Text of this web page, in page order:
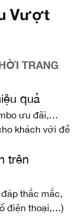
Vượt
TRANG
quả
ưu đãi,…
khách với đề
trên
thắc mắc,
điện thoại,…)